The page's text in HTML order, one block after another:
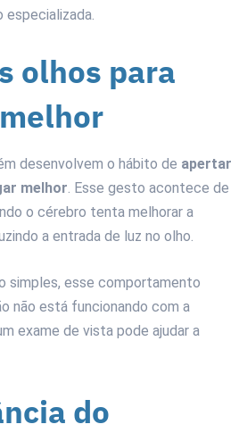
especializada.
olhos para
desenvolvem o hábito de apertar
melhor. Esse gesto acontece de
o cérebro tenta melhorar a
a entrada de luz no olho.
simples, esse comportamento
não está funcionando com a
exame de vista pode ajudar a
do